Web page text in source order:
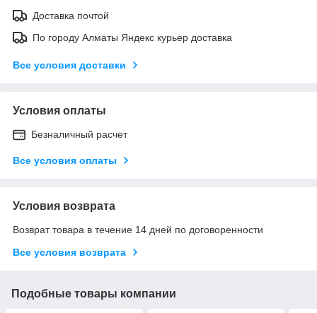
Доставка почтой
По городу Алматы Яндекс курьер доставка
Все условия доставки
Условия оплаты
Безналичный расчет
Все условия оплаты
Условия возврата
Возврат товара в течение 14 дней по договоренности
Все условия возврата
Подобные товары компании